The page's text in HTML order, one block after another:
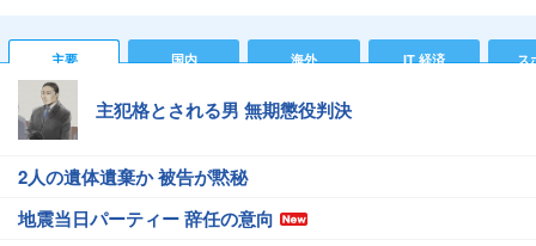
主要 国内 海外 IT 経済 ス
主犯格とされる男 無期懲役判決
2人の遺体遺棄か 被告が黙秘
地震当日パーティー 辞任の意向